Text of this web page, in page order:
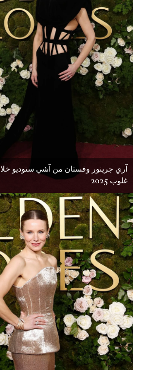
آري جرينور وفستان من آشي ستوديو
غلوب 2025